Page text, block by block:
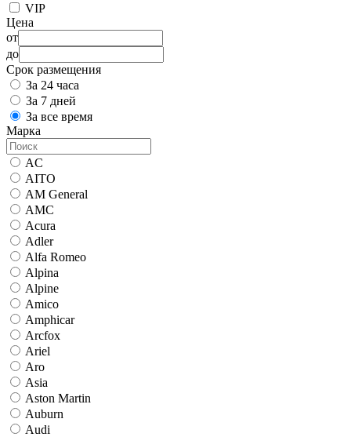
VIP
Цена
от
до
Срок размещения
За 24 часа
За 7 дней
За все время
Марка
AC
AITO
AM General
AMC
Acura
Adler
Alfa Romeo
Alpina
Alpine
Amico
Amphicar
Arcfox
Ariel
Aro
Asia
Aston Martin
Auburn
Audi